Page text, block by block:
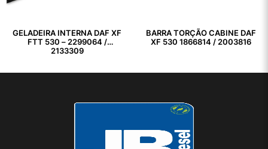
GELADEIRA INTERNA DAF XF
FTT 530 – 2299064 /
2133309
BARRA TORÇÃO CABINE DAF
XF 530 1866814 / 2003816